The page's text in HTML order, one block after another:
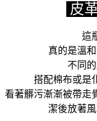
皮
這
真的是溫
不同
搭配棉布或是
看著髒污漸漸被帶走
潔後放著